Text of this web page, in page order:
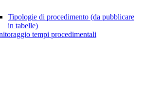
Tipologie di procedimento (da pubblicare
in tabelle)
tempi procedimentali